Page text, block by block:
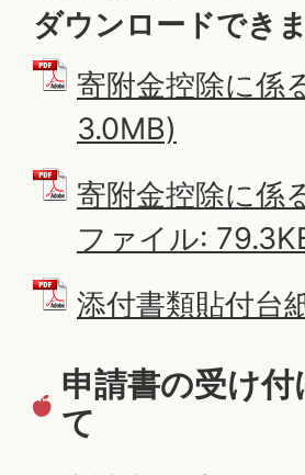
ダウンロードできま
寄附金控除に係
3.0MB)
寄附金控除に係
ファイル:
添付書類貼付台
申請書の受け
て